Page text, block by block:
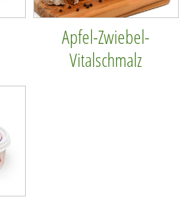
Apfel-Zwiebel-
Vitalschmalz